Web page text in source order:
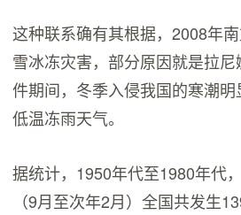
这种联系确有其根据，2008年
雪冰冻灾害，部分原因就是拉
件期间，冬季入侵我国的寒潮
低温冻雨天气。
据统计，1950年代至1980年代
（9月至次年2月）全国共发生